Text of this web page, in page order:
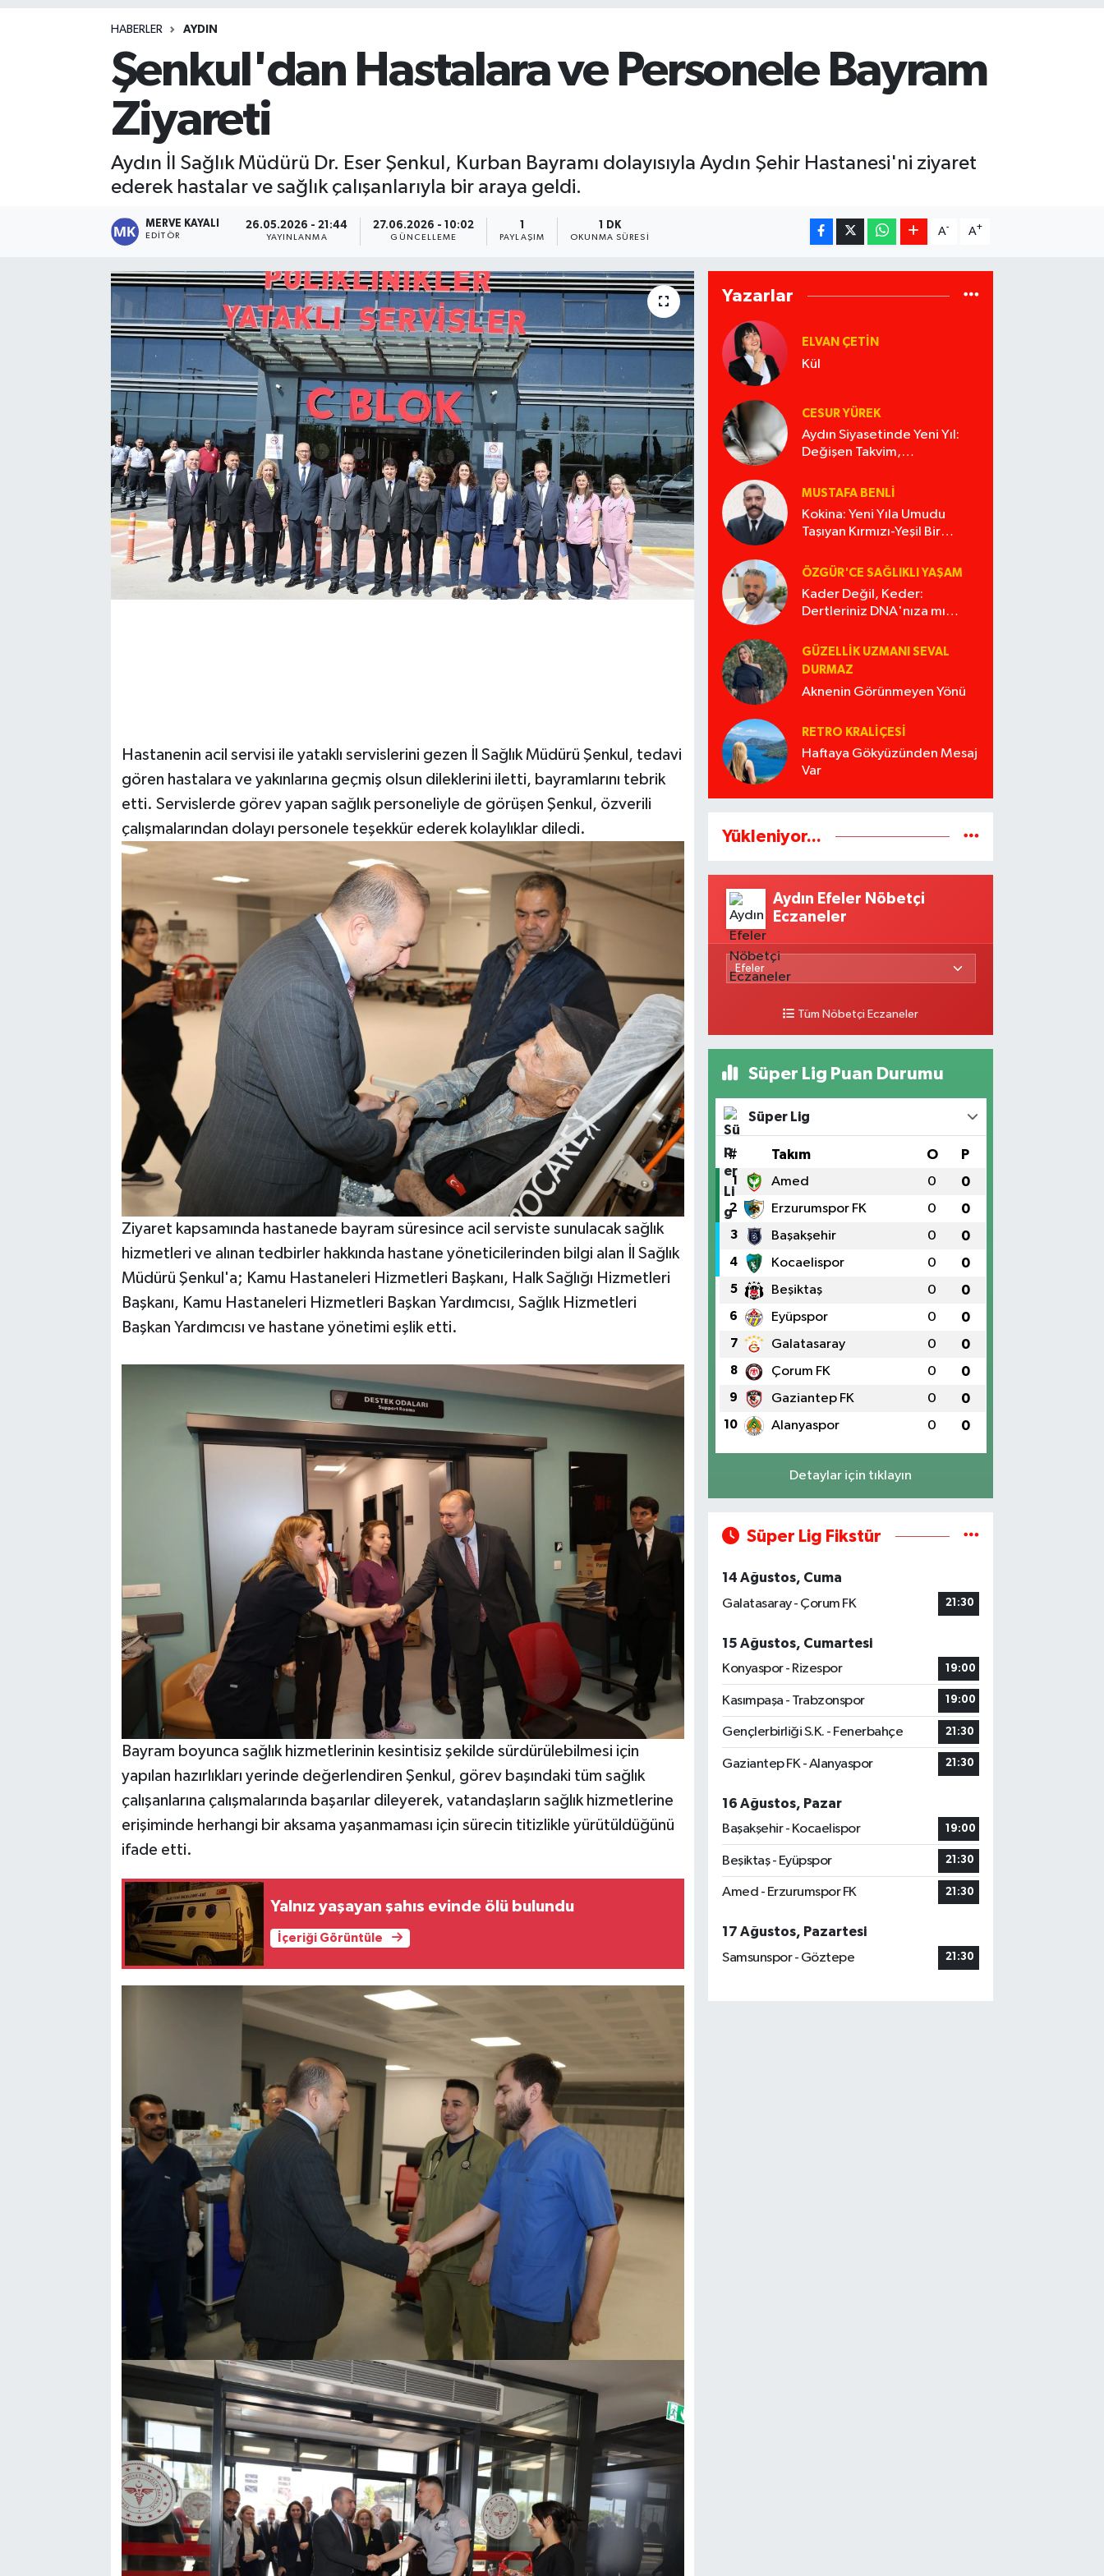
HABERLER AYDIN
Şenkul'dan Hastalara ve Personele Bayram
Ziyareti
Aydın İl Sağlık Müdürü Dr. Eser Şenkul, Kurban Bayramı dolayısıyla Aydın Şehir Hastanesi'ni ziyaret
ederek hastalar ve sağlık çalışanlarıyla bir araya geldi.
MERVE KAYALI
EDITÖR
26.05.2026 - 21:44
YAYINLANMA
27.06.2026 - 10:02
GÜNCELLEME PAYLAŞIM
1 DK
OKUNMA SÜRESI
A- A+
Hastanenin acil servisi ile yataklı servislerini gezen İl Sağlık Müdürü Şenkul, tedavi
gören hastalara ve yakınlarına geçmiş olsun dileklerini iletti, bayramlarını tebrik
etti. Servislerde görev yapan sağlık personeliyle de görüşen Şenkul, özverili
çalışmalarından dolayı personele teşekkür ederek kolaylıklar diledi.
Ziyaret kapsamında hastanede bayram süresince acil serviste sunulacak sağlık
hizmetleri ve alınan tedbirler hakkında hastane yöneticilerinden bilgi alan İl Sağlık
Müdürü Şenkul'a; Kamu Hastaneleri Hizmetleri Başkanı, Halk Sağlığı Hizmetleri
Başkanı, Kamu Hastaneleri Hizmetleri Başkan Yardımcısı, Sağlık Hizmetleri
Başkan Yardımcısı ve hastane yönetimi eşlik etti.
Bayram boyunca sağlık hizmetlerinin kesintisiz şekilde sürdürülebilmesi için
yapılan hazırlıkları yerinde değerlendiren Şenkul, görev başındaki tüm sağlık
çalışanlarına çalışmalarında başarılar dileyerek, vatandaşların sağlık hizmetlerine
erişiminde herhangi bir aksama yaşanmaması için sürecin titizlikle yürütüldüğünü
ifade etti.
Yalnız yaşayan şahıs evinde ölü bulundu
İçeriği Görüntüle
Yazarlar
ELVAN ÇETIN
Kül
CESUR YÜREK
Aydın Siyasetinde Yeni Yıl:
Değişen Takvim,
MUSTAFA BENLI
Kokina: Yeni Yıla Umudu
Taşıyan Kırmızı-Yeşil Bir
ÖZGÜR'CE SAĞLIKLI YAŞAM
Kader Değil, Keder:
Dertleriniz DNA'nıza mı
GÜZELLIK UZMANI SEVAL
DURMAZ
Aknenin Görünmeyen Yönü
RETRO KRALIÇESI
Haftaya Gökyüzünden Mesaj
Var
Yükleniyor...
Aydın Efeler Nöbetçi
Eczaneler
Tüm Nöbetçi Eczaneler
Süper Lig Puan Durumu
Süper Lig
# Takım O P
1 Amed 0 0
2 Erzurumspor FK 0 0
3 Başakşehir 0 0
4 Kocaelispor 0 0
5 Beşiktaş 0 0
6 Eyüpspor 0 0
7 Galatasaray 0 0
8 Çorum FK 0 0
9 Gaziantep FK 0 0
10 Alanyaspor 0 0
Detaylar için tıklayın
Süper Lig Fikstür
14 Ağustos, Cuma
Galatasaray - Çorum FK
21:30
15 Ağustos, Cumartesi
Konyaspor - Rizespor
19:00
Kasımpaşa - Trabzonspor 19:00
Gençlerbirliği S.K. - Fenerbahçe 21:30
Gaziantep FK - Alanyaspor 21:30
16 Ağustos, Pazar
Başakşehir - Kocaelispor
19:00
Beşiktaş - Eyüpspor 21:30
Amed - Erzurumspor FK 21:30
17 Ağustos, Pazartesi
Samsunspor - Göztepe
21:30